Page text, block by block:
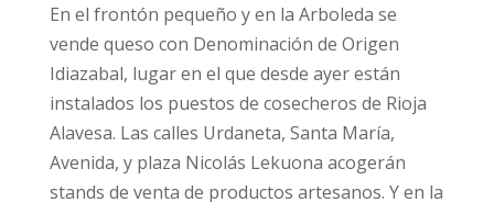
En el frontón pequeño y en la Arboleda se
vende queso con Denominación de Origen
Idiazabal, lugar en el que desde ayer están
instalados los puestos de cosecheros de Rioja
Alavesa. Las calles Urdaneta, Santa María,
Avenida, y plaza Nicolás Lekuona acogerán
stands de venta de productos artesanos. Y en la